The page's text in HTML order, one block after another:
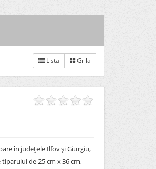
Lista Grila
în judeţele Ilfov şi Giurgiu,
de 25 cm x 36 cm,